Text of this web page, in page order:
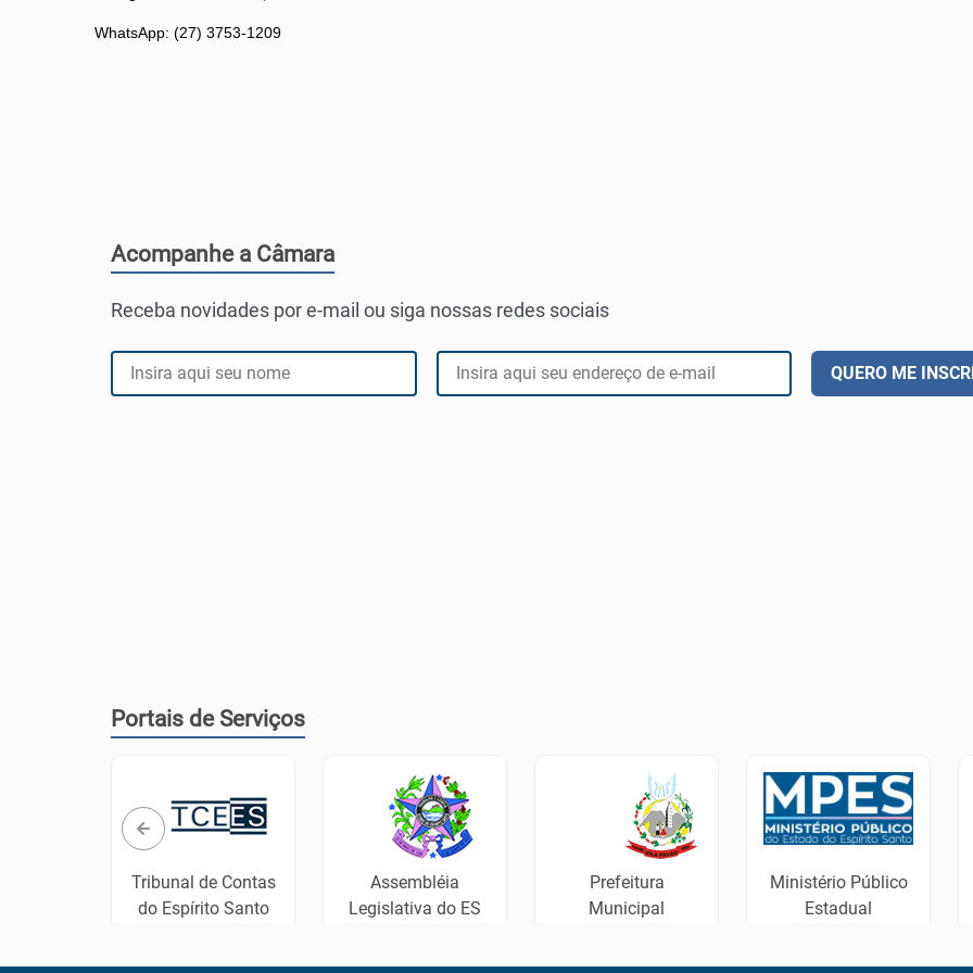
WhatsApp: (27) 3753-1209
Acompanhe a Câmara
Receba novidades por e-mail ou siga nossas redes sociais
QUERO ME
Portais de Serviços
Tribunal de Contas
do Espírito Santo
Assembléia
Legislativa do ES
Prefeitura
Municipal
Ministério Público
Estadual